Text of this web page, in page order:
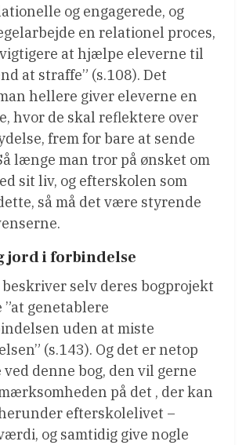
og engagerede, og
en relationel proces,
at hjælpe eleverne til
at straffe” (s.108). Det
hellere giver eleverne en
hvor de skal reflektere over
frem for bare at sende
længe man tror på ønsket om
sit liv, og efterskolen som
så må det være styrende
jord i forbindelse
selv deres bogprojekt
”at genetablere
uden at miste
(s.143). Og det er netop
denne bog, den vil gerne
på det , der kan
efterskolelivet –
og samtidig give nogle